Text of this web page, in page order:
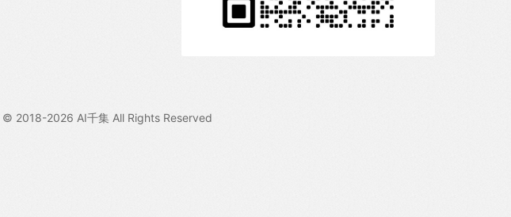
© 2018-2026 AI千集 All Rights Reserved